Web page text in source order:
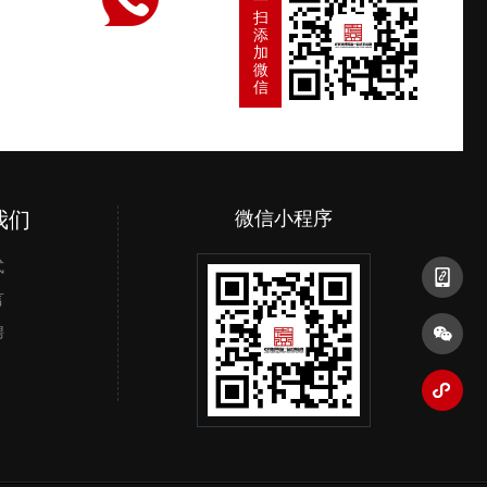
扫
添
加
微
信
们 微信公众号 微信小程序